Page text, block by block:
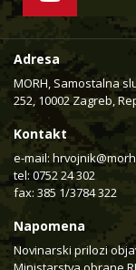
Adresa
MORH, Samostalna
252, 10002 Zagreb,
Kontakt
e-mail:
tel: 0752 24 302
fax: 385 1/3784 322
Napomena
Novinarski prilozi